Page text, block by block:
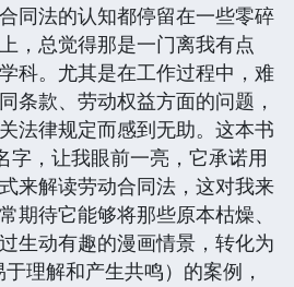
同法的认知都停留在一些零碎
，总觉得那是一门离我有点
科。尤其是在工作过程中，难
条款、劳动权益方面的问题，
法律规定而感到无助。这本书
字，让我眼前一亮，它承诺用
来解读劳动合同法，这对我来
期待它能够将那些原本枯燥、
生动有趣的漫画情景，转化为
理解和产生共鸣）的案例，